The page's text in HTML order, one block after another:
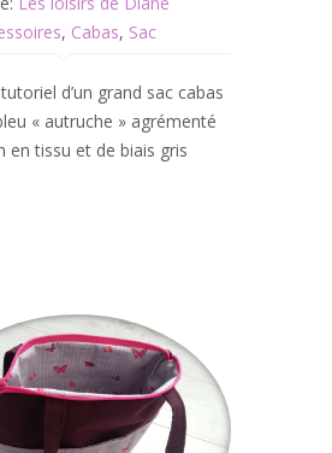
, Cabas, Sac
d’un grand sac cabas
« autruche » agrémenté
en tissu et de biais gris